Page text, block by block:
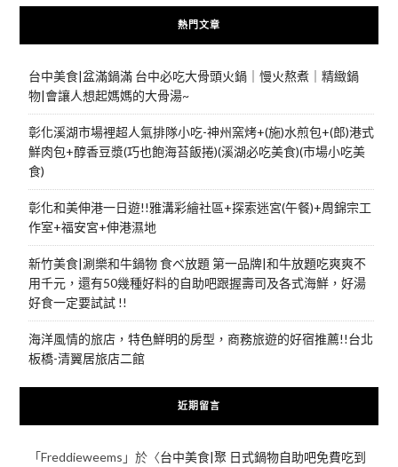
熱門文章
台中美食|盆滿鍋滿 台中必吃大骨頭火鍋｜慢火熬煮｜精緻鍋
物|會讓人想起媽媽的大骨湯~
彰化溪湖市場裡超人氣排隊小吃-神州窯烤+(施)水煎包+(郎)港式
鮮肉包+醇香豆漿(巧也飽海苔飯捲)(溪湖必吃美食)(市場小吃美
食)
彰化和美伸港一日遊!!雅溝彩繪社區+探索迷宮(午餐)+周錦宗工
作室+福安宮+伸港濕地
新竹美食|涮樂和牛鍋物 食べ放題 第一品牌|和牛放題吃爽爽不
用千元，還有50幾種好料的自助吧跟握壽司及各式海鮮，好湯
好食一定要試試 !!
海洋風情的旅店，特色鮮明的房型，商務旅遊的好宿推薦!!台北
板橋-清翼居旅店二館
近期留言
「Freddieweems 」於〈台中美食|聚 日式鍋物自助吧免費吃到